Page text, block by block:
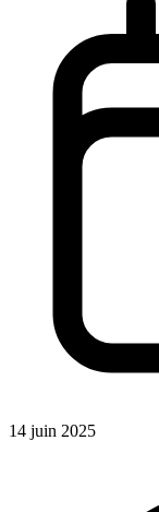
14 juin 2025